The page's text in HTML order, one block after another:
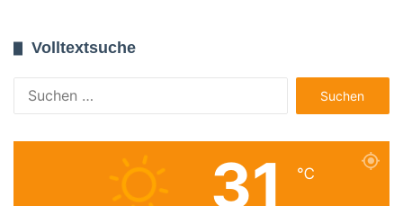
Volltextsuche
nach:
31 ℃